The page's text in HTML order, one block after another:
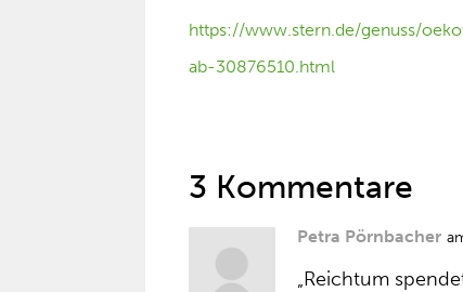
https://www.stern.de/genuss/
ab-30876510.html
3 Kommentare
Petra Pörnbacher
„Reichtum